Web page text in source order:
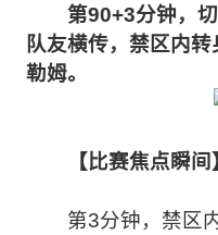
第90+3分钟，切
队友横传，禁区内
勒姆。
【比赛焦点瞬间
第3分钟，禁区内